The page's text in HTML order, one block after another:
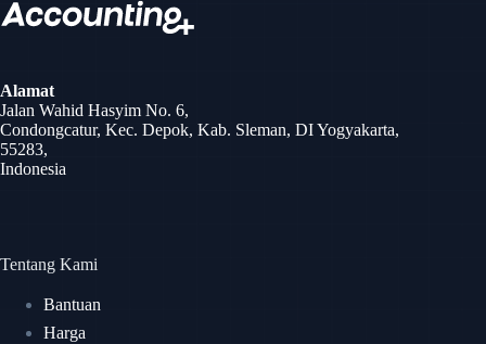
Alamat
Jalan Wahid Hasyim No. 6,
Condongcatur, Kec. Depok, Kab. Sleman, DI Yogyakarta,
55283,
Indonesia
Tentang Kami
Bantuan
Harga